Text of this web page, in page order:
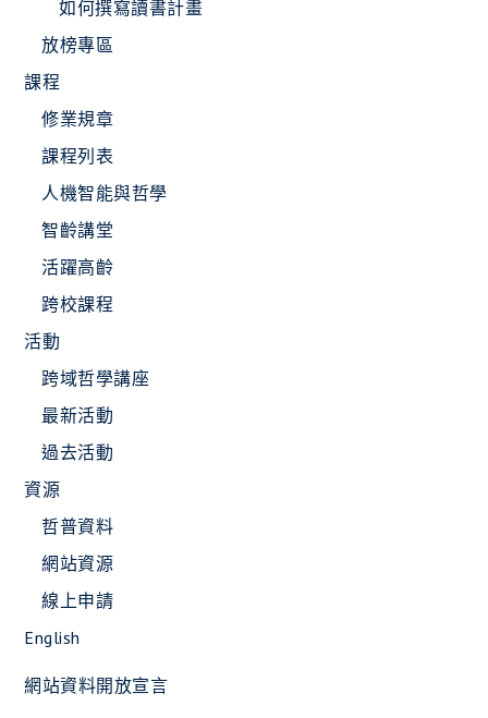
如何撰寫讀書計畫
放榜專區
課程
修業規章
課程列表
人機智能與哲學
智齡講堂
活躍高齡
跨校課程
活動
跨域哲學講座
最新活動
過去活動
資源
哲普資料
網站資源
線上申請
English
網站資料開放宣言